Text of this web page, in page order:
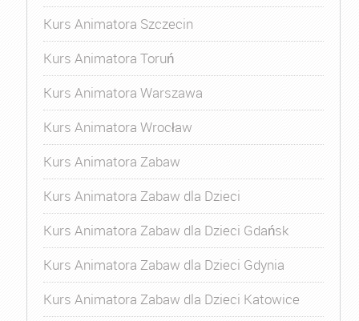
Kurs Animatora Szczecin
Kurs Animatora Toruń
Kurs Animatora Warszawa
Kurs Animatora Wrocław
Kurs Animatora Zabaw
Kurs Animatora Zabaw dla Dzieci
Kurs Animatora Zabaw dla Dzieci Gdańsk
Kurs Animatora Zabaw dla Dzieci Gdynia
Kurs Animatora Zabaw dla Dzieci Katowice